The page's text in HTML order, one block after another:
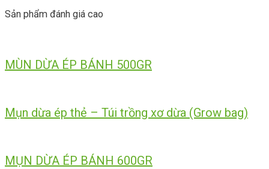
Sản phẩm đánh giá cao
MÙN DỪA ÉP BÁNH 500GR
Mụn dừa ép thẻ – Túi trồng xơ dừa (Grow bag)
MỤN DỪA ÉP BÁNH 600GR